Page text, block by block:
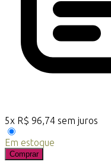
5x R$ 96,74 sem juros
Em estoque
Comprar